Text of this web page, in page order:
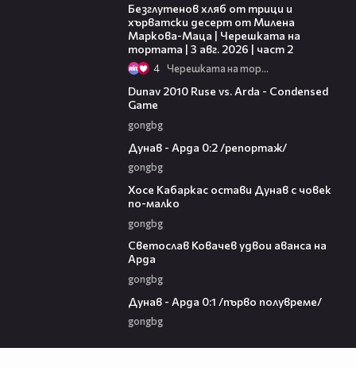
Безглутенов хляб от трици и
хърватски десерт от Милена
Маркова-Маца | Черешката на
тортата | 3 авг. 2026 | част 2
4 Черешката на тортата
Dunav 2010 Ruse vs. Arda - Condensed
Game
gongbg
Дунав - Арда 0:2 /репортаж/
gongbg
Хосе Кабаркас остави Дунав с човек
по-малко
gongbg
Светослав Ковачев удвои аванса на
Арда
gongbg
Дунав - Арда 0:1 /първо полувреме/
gongbg